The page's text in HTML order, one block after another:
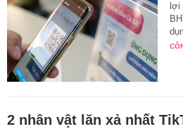
lợi
2 nhân vật lăn xả nhất